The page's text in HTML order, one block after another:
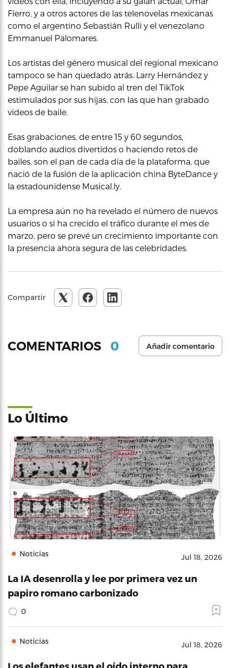
Fierro, y a otros actores de las telenovelas mexicanas
como el argentino Sebastián Rulli y el venezolano
Emmanuel Palomares.
Los artistas del género musical del regional mexicano
tampoco se han quedado atrás. Larry Hernández y
Pepe Aguilar se han subido al tren del TikTok
estimulados por sus hijas, con las que han grabado
videos de baile.
Esas grabaciones, de entre 15 y 60 segundos,
doblando audios divertidos o haciendo retos de
bailes, son el pan de cada día de la plataforma, que
nació de la fusión de la aplicación china ByteDance y
la estadounidense Musical.ly.
La empresa aún no ha revelado el número de nuevos
usuarios o si ha crecido el tráfico durante el mes de
marzo, pero se prevé un crecimiento importante con
la presencia ahora segura de las celebridades.
Compartir
COMENTARIOS 0 Añadir comentario
Lo Último
Noticias Jul 18, 2026
La IA desenrolla y lee por primera vez un
papiro romano carbonizado
0
Noticias Jul 18, 2026
Los elefantes usan el oído interno para